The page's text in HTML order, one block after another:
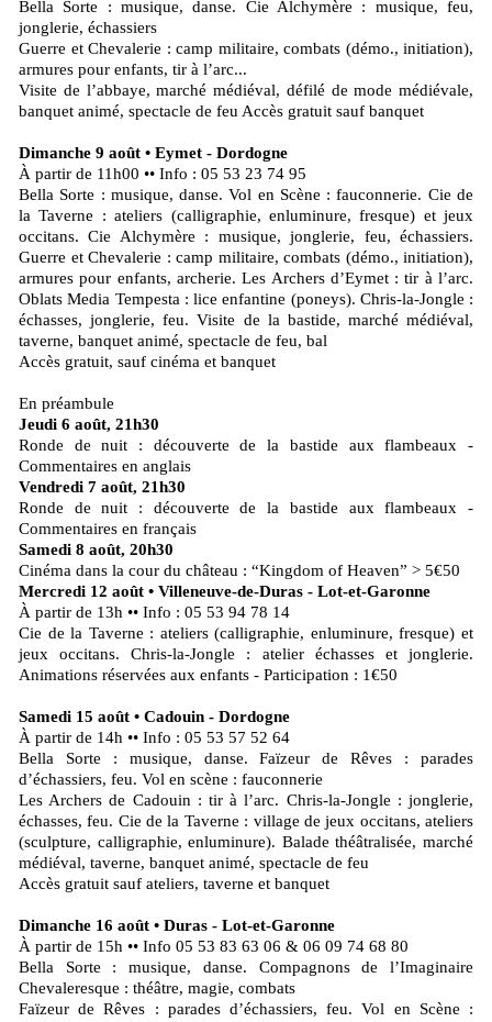
Bella Sorte : musique, danse. Cie Alchymère : musique, feu,
jonglerie, échassiers
Guerre et Chevalerie : camp militaire, combats (démo., initiation),
armures pour enfants, tir à l’arc...
Visite de l’abbaye, marché médiéval, défilé de mode médiévale,
banquet animé, spectacle de feu Accès gratuit sauf banquet
Dimanche 9 août • Eymet - Dordogne
À partir de 11h00 •• Info : 05 53 23 74 95
Bella Sorte : musique, danse. Vol en Scène : fauconnerie. Cie de
la Taverne : ateliers (calligraphie, enluminure, fresque) et jeux
occitans. Cie Alchymère : musique, jonglerie, feu, échassiers.
Guerre et Chevalerie : camp militaire, combats (démo., initiation),
armures pour enfants, archerie. Les Archers d’Eymet : tir à l’arc.
Oblats Media Tempesta : lice enfantine (poneys). Chris-la-Jongle :
échasses, jonglerie, feu. Visite de la bastide, marché médiéval,
taverne, banquet animé, spectacle de feu, bal
Accès gratuit, sauf cinéma et banquet
En préambule
Jeudi 6 août, 21h30
Ronde de nuit : découverte de la bastide aux flambeaux -
Commentaires en anglais
Vendredi 7 août, 21h30
Ronde de nuit : découverte de la bastide aux flambeaux -
Commentaires en français
Samedi 8 août, 20h30
Cinéma dans la cour du château : “Kingdom of Heaven” > 5€50
Mercredi 12 août • Villeneuve-de-Duras - Lot-et-Garonne
À partir de 13h •• Info : 05 53 94 78 14
Cie de la Taverne : ateliers (calligraphie, enluminure, fresque) et
jeux occitans. Chris-la-Jongle : atelier échasses et jonglerie.
Animations réservées aux enfants - Participation : 1€50
Samedi 15 août • Cadouin - Dordogne
À partir de 14h •• Info : 05 53 57 52 64
Bella Sorte : musique, danse. Faïzeur de Rêves : parades
d’échassiers, feu. Vol en scène : fauconnerie
Les Archers de Cadouin : tir à l’arc. Chris-la-Jongle : jonglerie,
échasses, feu. Cie de la Taverne : village de jeux occitans, ateliers
(sculpture, calligraphie, enluminure). Balade théâtralisée, marché
médiéval, taverne, banquet animé, spectacle de feu
Accès gratuit sauf ateliers, taverne et banquet
Dimanche 16 août • Duras - Lot-et-Garonne
À partir de 15h •• Info 05 53 83 63 06 & 06 09 74 68 80
Bella Sorte : musique, danse. Compagnons de l’Imaginaire
Chevaleresque : théâtre, magie, combats
Faïzeur de Rêves : parades d’échassiers, feu. Vol en Scène :